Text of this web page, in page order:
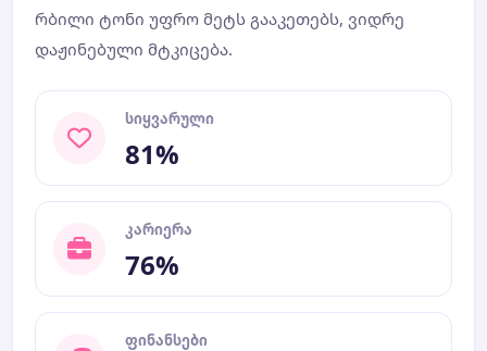
რბილი ტონი უფრო მეტს გააკეთებს, ვიდრე
დაჟინებული მტკიცება.
სიყვარული
81%
კარიერა
76%
ფინანსები